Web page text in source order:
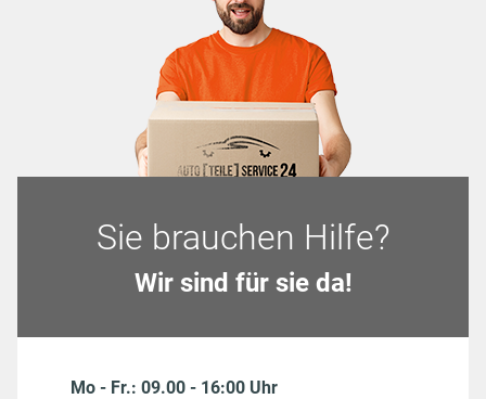
Sie brauchen Hilfe?
Wir sind für sie da!
Mo - Fr.: 09.00 - 16:00 Uhr